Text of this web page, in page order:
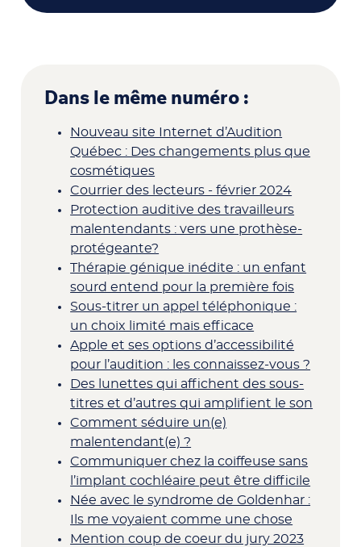
Dans le même numéro :
Nouveau site Internet d’Audition
Québec : Des changements plus que
cosmétiques
Courrier des lecteurs - février 2024
Protection auditive des travailleurs
malentendants : vers une prothèse-
protégeante?
Thérapie génique inédite : un enfant
sourd entend pour la première fois
Sous-titrer un appel téléphonique :
un choix limité mais efficace
Apple et ses options d’accessibilité
pour l’audition : les connaissez-vous ?
Des lunettes qui affichent des sous-
titres et d’autres qui amplifient le son
Comment séduire un(e)
malentendant(e) ?
Communiquer chez la coiffeuse sans
l’implant cochléaire peut être difficile
Née avec le syndrome de Goldenhar :
Ils me voyaient comme une chose
Mention coup de coeur du jury 2023